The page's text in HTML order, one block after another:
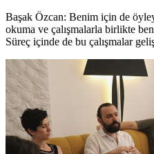
Başak Özcan: Benim için de
okuma ve çalışmalarla birlikte
Süreç içinde de bu çalışmalar